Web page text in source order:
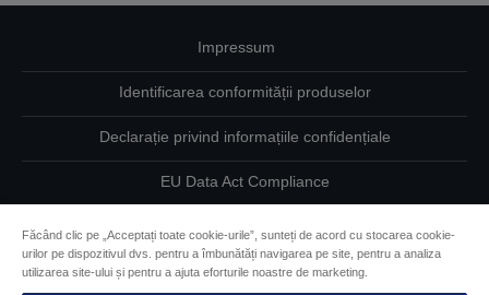
Impressum
Identificarea conformității produselor
Declarație privind informațiile confidențiale
EU Data Act Compliance
Informaţii despre modulele cookie
Făcând clic pe „Acceptați toate cookie-urile”, sunteți de acord cu stocarea cookie-
urilor pe dispozitivul dvs. pentru a îmbunătăți navigarea pe site, pentru a analiza
utilizarea site-ului și pentru a ajuta eforturile noastre de marketing.